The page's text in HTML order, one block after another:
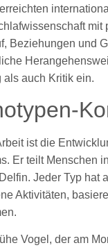
mit
Beziehungen und
auch Kritik ein.
ist die
Er teilt Menschen
Jeder Typ hat
Aktivitäten,
Vogel, der am